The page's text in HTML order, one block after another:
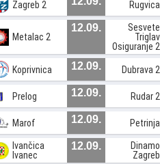
Zagreb 2 Rugvica
Metalac 2
12.09.
Sesvete
Triglav
Osiguranje 2
Koprivnica 12.09. Dubrava 2
Prelog 12.09. Rudar 2
Marof 12.09. Petrinja
Ivančica
Ivanec
12.09.
Dinamo
Zagreb